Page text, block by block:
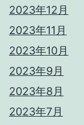
2023年12月
2023年11月
2023年10月
2023年9月
2023年8月
2023年7月